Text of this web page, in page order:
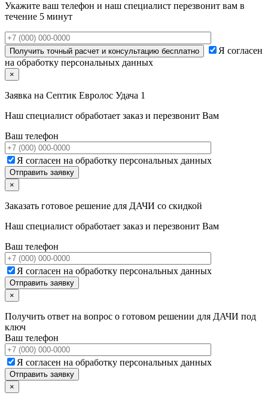
Укажите ваш телефон и наш специалист перезвонит вам в
течение 5 минут
Я согласен
на обработку персональных данных
×
Заявка на Септик Евролос Удача 1
Наш специалист обработает заказ и перезвонит Вам
Ваш телефон
Я согласен на обработку персональных данных
×
Заказать готовое решение для ДАЧИ со скидкой
Наш специалист обработает заказ и перезвонит Вам
Ваш телефон
Я согласен на обработку персональных данных
×
Получить ответ на вопрос о готовом решении для ДАЧИ под
ключ
Ваш телефон
Я согласен на обработку персональных данных
×